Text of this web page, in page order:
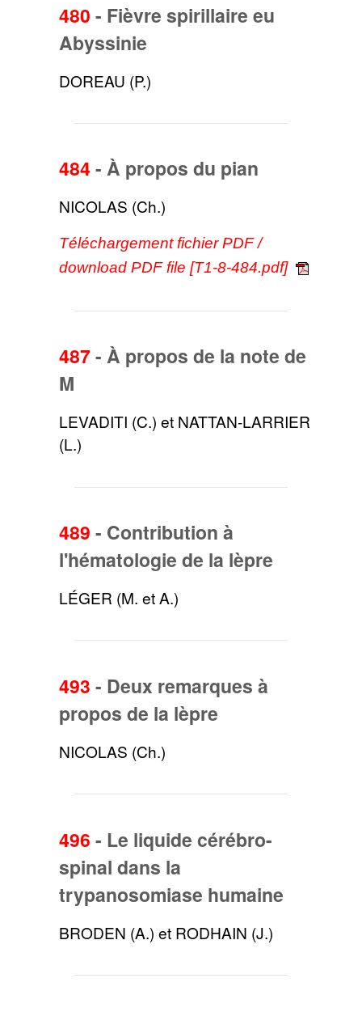
480 - Fièvre spirillaire eu
Abyssinie
DOREAU (P.)
484 -À propos du pian
NICOLAS (Ch.)
Téléchargement fichier PDF /
download PDF file [T1-8-484.pdf]
487-À propos de la note de
M
LEVADITI (C.) et NATTAN-LARRIER
(L.)
489 - Contribution à
l'hématologie de la lèpre
LÉGER (M. et A.)
493 - Deux remarques à
propos de la lèpre
NICOLAS (Ch.)
496 - Le liquide cérébro-
spinal dans la
trypanosomiase humaine
BRODEN (A.) et RODHAIN (J.)